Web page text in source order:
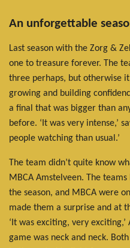
An unforgettable
Last season with the Zorg &
one to treasure forever. The
three perhaps, but otherwise
growing and building
a final that was bigger than
before. ‘It was very intense,’
people watching than usual.’
The team didn’t quite know
MBCA Amstelveen. The
the season, and MBCA were
made them a surprise and at
‘It was exciting, very
game was neck and neck.